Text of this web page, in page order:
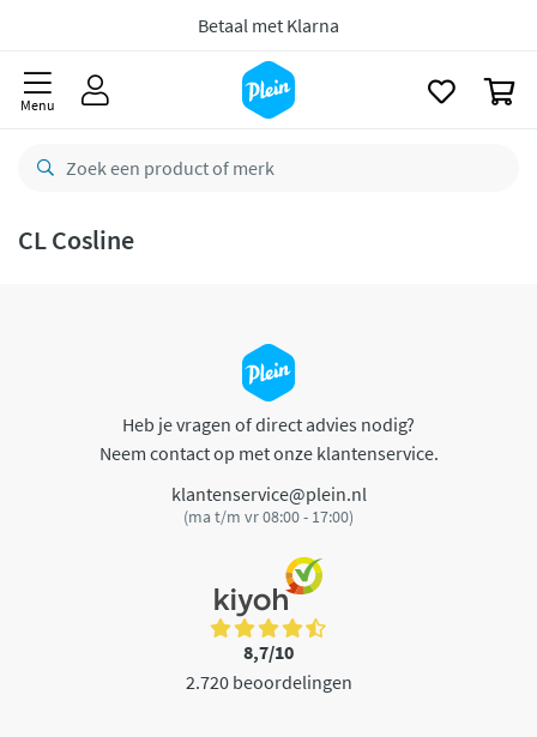
Betaal met Klarna
Menu
CL Cosline
Heb je vragen of direct advies nodig?
Neem contact op met onze klantenservice.
klantenservice@plein.nl
(ma t/m vr 08:00 - 17:00)
8,7/10
2.720 beoordelingen